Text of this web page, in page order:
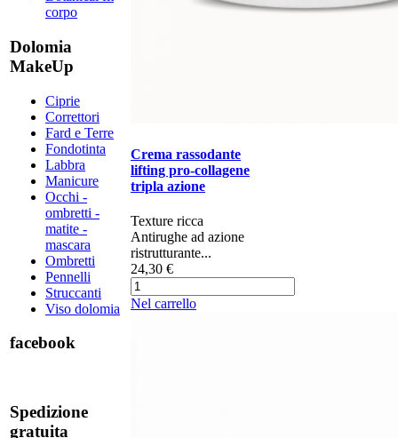
corpo
Dolomia
MakeUp
Ciprie
Correttori
Fard e Terre
Fondotinta
Labbra
Manicure
Occhi -
ombretti -
matite -
mascara
Ombretti
Pennelli
Struccanti
Viso dolomia
facebook
Spedizione
gratuita
Crema rassodante
lifting pro-collagene
tripla azione
​​Texture ricca
Antirughe ad azione
ristrutturante...
24,30 €
Nel carrello